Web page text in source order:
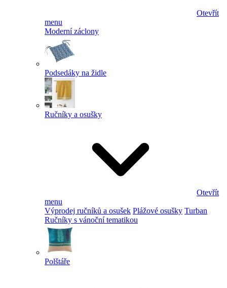
Otevřít
menu
Moderní záclony
Podsedáky na židle
Ručníky a osušky
Otevřít
menu
Výprodej ručníků a osušek Plážové osušky Turban
Ručníky s vánoční tematikou
Polštáře